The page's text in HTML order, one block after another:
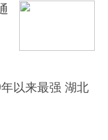
以来最强 湖北